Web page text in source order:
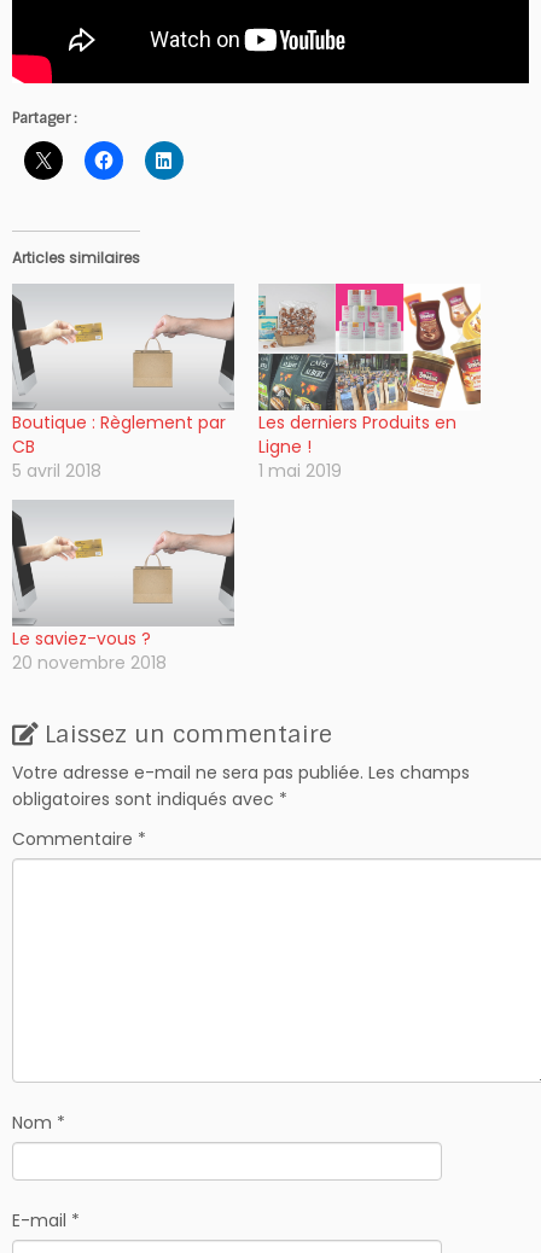
Partager :
Articles similaires
Boutique : Règlement par
CB
5 avril 2018
Les derniers Produits en
Ligne !
1 mai 2019
Le saviez-vous ?
20 novembre 2018
Laissez un commentaire
Votre adresse e-mail ne sera pas publiée. Les champs
obligatoires sont indiqués avec *
Commentaire *
Nom *
E-mail *